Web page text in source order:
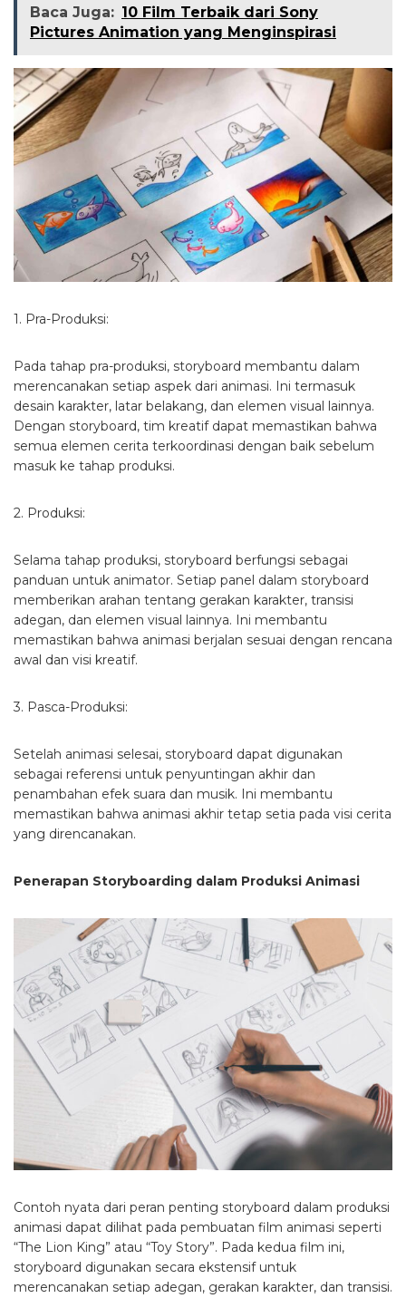
Baca Juga: 10 Film Terbaik dari Sony
Pictures Animation yang Menginspirasi
1. Pra-Produksi:
Pada tahap pra-produksi, storyboard membantu dalam
merencanakan setiap aspek dari animasi. Ini termasuk
desain karakter, latar belakang, dan elemen visual lainnya.
Dengan storyboard, tim kreatif dapat memastikan bahwa
semua elemen cerita terkoordinasi dengan baik sebelum
masuk ke tahap produksi.
2. Produksi:
Selama tahap produksi, storyboard berfungsi sebagai
panduan untuk animator. Setiap panel dalam storyboard
memberikan arahan tentang gerakan karakter, transisi
adegan, dan elemen visual lainnya. Ini membantu
memastikan bahwa animasi berjalan sesuai dengan rencana
awal dan visi kreatif.
3. Pasca-Produksi:
Setelah animasi selesai, storyboard dapat digunakan
sebagai referensi untuk penyuntingan akhir dan
penambahan efek suara dan musik. Ini membantu
memastikan bahwa animasi akhir tetap setia pada visi cerita
yang direncanakan.
Penerapan Storyboarding dalam Produksi Animasi
Contoh nyata dari peran penting storyboard dalam produksi
animasi dapat dilihat pada pembuatan film animasi seperti
“The Lion King” atau “Toy Story”. Pada kedua film ini,
storyboard digunakan secara ekstensif untuk
merencanakan setiap adegan, gerakan karakter, dan transisi.